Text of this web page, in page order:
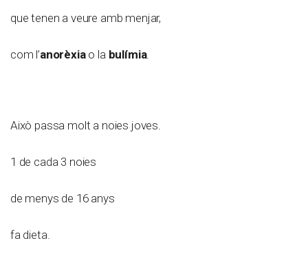
que tenen a veure amb menjar,
com l’anorèxiao la bulímia.
Això passa molt a noies joves.
1 de cada 3 noies
de menys de 16 anys
fa dieta.